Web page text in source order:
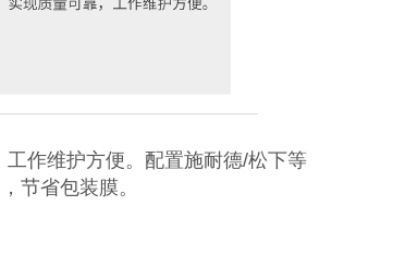
作维护方便。配置施耐德/松下等
节省包装膜。